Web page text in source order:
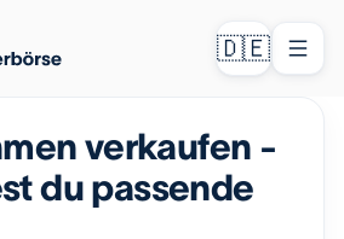
🇩🇪
verkaufen -
du passende